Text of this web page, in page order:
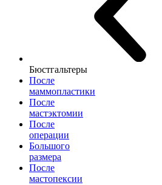
Бюстгальтеры
После
маммопластики
После
мастэктомии
После
операции
Большого
размера
После
мастопексии